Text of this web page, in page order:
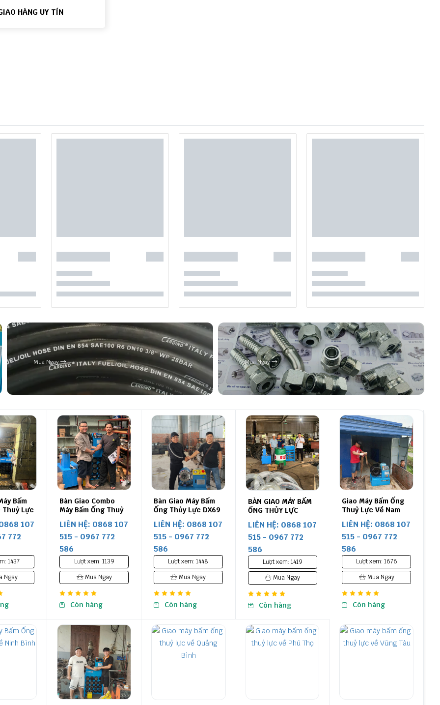
HÀNG UY TÍN
Mua Ngay Mua Ngay
Bấm
Thuỷ Lực
Về Bắc
107
772
1437
Ngay
Bàn Giao Combo
Máy Bấm Ống Thuỷ
SamwayP32 Lực Về
Long An
LIÊN HỆ: 0868 107
515 - 0967 772
586
Lượt xem: 1139
Mua Ngay
Còn hàng
Bàn Giao Máy Bấm
Ống Thủy Lực DX69
Về Bình Định
LIÊN HỆ: 0868 107
515 - 0967 772
586
Lượt xem: 1448
Mua Ngay
Còn hàng
BÀN GIAO MÁY BẤM
ỐNG THỦY LỰC
SAMWAY P32 TẠI
THANH TRÌ
LIÊN HỆ: 0868 107
515 - 0967 772
586
Lượt xem: 1419
Mua Ngay
Còn hàng
Giao Máy Bấm Ống
Thuỷ Lực Về Nam
Định
LIÊN HỆ: 0868 107
515 - 0967 772
586
Lượt xem: 1676
Mua Ngay
Còn hàng